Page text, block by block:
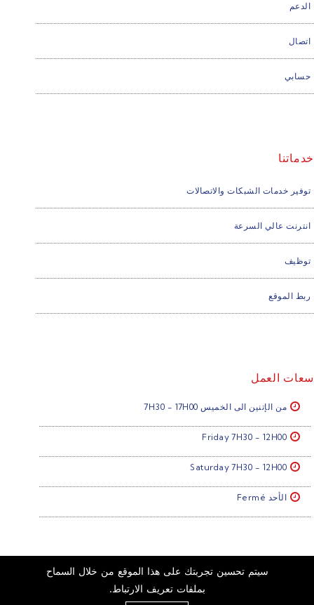
الدعم
اتصال
حسابي
خدماتنا
توفير خدمات الشبكات والاتصالات
انترنت عالي السرعة
توظيف
ربط الموقع
سعات العمل
من الإتنين الى الخميس 7H30 - 17H00
Friday 7H30 - 12H00
Saturday 7H30 - 12H00
الأحد Fermé
سيتم تحسين تجربتك على هذا الموقع من خلال السماح
بملفات تعريف الارتباط.